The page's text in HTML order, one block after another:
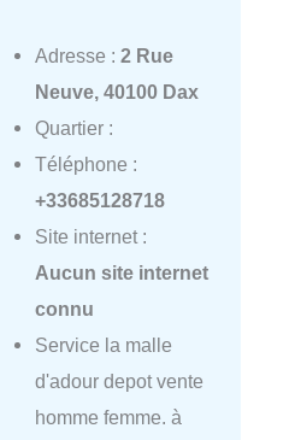
Adresse : 2 Rue
Neuve, 40100 Dax
Quartier :
Téléphone :
+33685128718
Site internet :
Aucun site internet
connu
Service la malle
d'adour depot vente
homme femme. à